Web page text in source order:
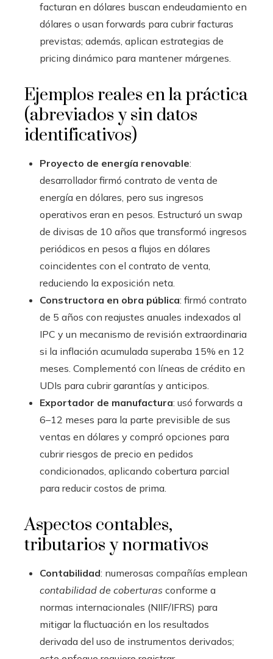
facturan en dólares buscan endeudamiento en
dólares o usan forwards para cubrir facturas
previstas; además, aplican estrategias de
pricing dinámico para mantener márgenes.
Ejemplos reales en la práctica
(abreviados y sin datos
identificativos)
Proyecto de energía renovable:
desarrollador firmó contrato de venta de
energía en dólares, pero sus ingresos
operativos eran en pesos. Estructuró un swap
de divisas de 10 años que transformó ingresos
periódicos en pesos a flujos en dólares
coincidentes con el contrato de venta,
reduciendo la exposición neta.
Constructora en obra pública: firmó contrato
de 5 años con reajustes anuales indexados al
IPC y un mecanismo de revisión extraordinaria
si la inflación acumulada superaba 15% en 12
meses. Complementó con líneas de crédito en
UDIs para cubrir garantías y anticipos.
Exportador de manufactura: usó forwards a
6–12 meses para la parte previsible de sus
ventas en dólares y compró opciones para
cubrir riesgos de precio en pedidos
condicionados, aplicando cobertura parcial
para reducir costos de prima.
Aspectos contables,
tributarios y normativos
Contabilidad: numerosas compañías emplean
contabilidad de coberturas conforme a
normas internacionales (NIIF/IFRS) para
mitigar la fluctuación en los resultados
derivada del uso de instrumentos derivados;